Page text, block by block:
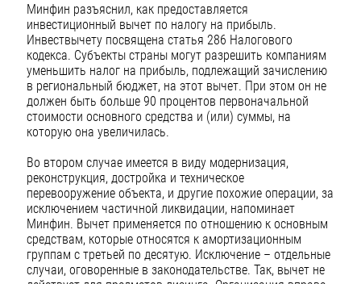
Минфин разъяснил, как предоставляется
инвестиционный вычет по налогу на прибыль.
Инвествычету посвящена статья 286 Налогового
кодекса. Субъекты страны могут разрешить компаниям
уменьшить налог на прибыль, подлежащий зачислению
в региональный бюджет, на этот вычет. При этом он не
должен быть больше 90 процентов первоначальной
стоимости основного средства и (или) суммы, на
которую она увеличилась.
Во втором случае имеется в виду модернизация,
реконструкция, достройка и техническое
перевооружение объекта, и другие похожие операции, за
исключением частичной ликвидации, напоминает
Минфин. Вычет применяется по отношению к основным
средствам, которые относятся к амортизационным
группам с третьей по десятую. Исключение – отдельные
случаи, оговоренные в законодательстве. Так, вычет не